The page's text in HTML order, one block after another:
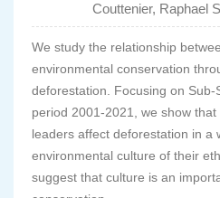
Couttenier, Raphael
We study the relationship
environmental conservation
deforestation. Focusing on Sub-
period 2001-2021, we show
leaders affect deforestation in a
environmental culture of their
suggest that culture is an